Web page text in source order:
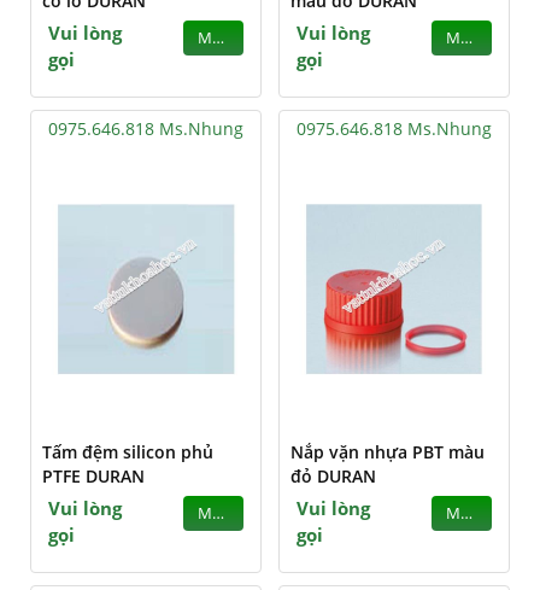
Vui lòng
gọi
MUA
Vui lòng
gọi
MUA
0975.646.818 Ms.Nhung
Tấm đệm silicon phủ
PTFE DURAN
Vui lòng
gọi
MUA
0975.646.818 Ms.Nhung
Nắp vặn nhựa PBT màu
đỏ DURAN
Vui lòng
gọi
MUA